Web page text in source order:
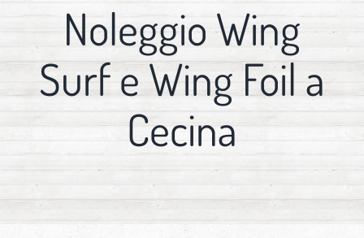
Noleggio Wing
Surf e Wing Foil a
Cecina